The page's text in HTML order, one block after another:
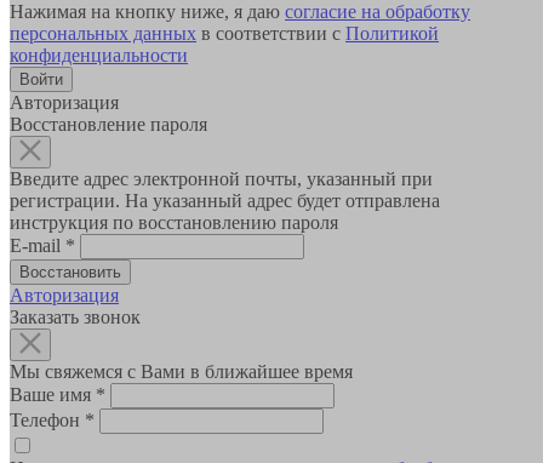
Нажимая на кнопку ниже, я даю согласие на обработку
персональных данных в соответствии с Политикой
конфиденциальности
Авторизация
Восстановление пароля
Введите адрес электронной почты, указанный при
регистрации. На указанный адрес будет отправлена
инструкция по восстановлению пароля
E-mail *
Авторизация
Заказать звонок
Мы свяжемся с Вами в ближайшее время
Ваше имя *
Телефон *